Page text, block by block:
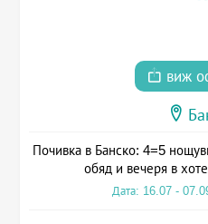
виж
Почивка в Банско: 4=5
обяд и вечеря в
Дата: 16.07 -